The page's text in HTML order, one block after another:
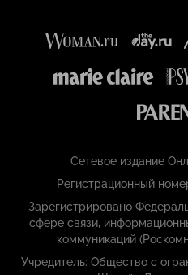
Сетевое издание
Регистрационный
Зарегистрировано
сфере связи,
коммуникаций
Учредитель: Общество с